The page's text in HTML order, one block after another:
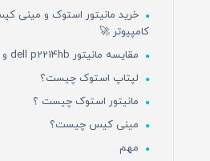
خرید مانیتور استوک و مینی
کامپیوتر 🚀
مقایسه مانیتور dell p2214hb و hp z221i
لپتاپ استوک چیست؟
مانیتور استوک چیست ؟
مینی کیس چیست؟
مهم